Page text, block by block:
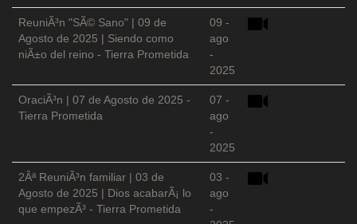
ReuniÃ³n "SÃ© Sano" | 09 de
Agosto de 2025 | Siendo como
niÃ±o del reino - Tierra Prometida
09 -
ago
-
2025
OraciÃ³n | 07 de Agosto de 2025 -
Tierra Prometida
07 -
ago
-
2025
2Âª ReuniÃ³n familiar | 03 de
Agosto de 2025 | Dios acabarÃ¡ lo
que empezÃ³ - Tierra Prometida
03 -
ago
-